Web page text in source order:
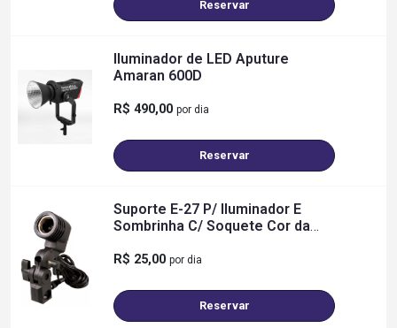
Reservar
Iluminador de LED Aputure
Amaran 600D
R$ 490,00 por dia
Reservar
Suporte E-27 P/ Iluminador E
Sombrinha C/ Soquete Cor da
R$ 25,00 por dia
Reservar